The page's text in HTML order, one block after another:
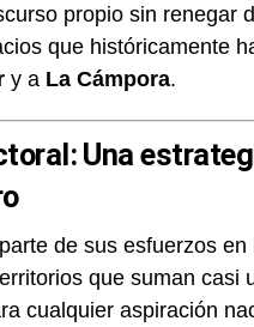
propio sin renegar
que históricamente
y a La Cámpora.
Una
de sus esfuerzos
que suman casi
cualquier aspiración